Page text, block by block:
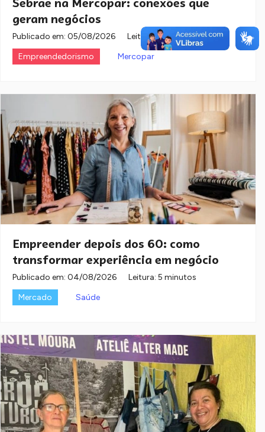
geram negócios
Publicado em: 05/08/2026
Leitura: 2 minutos
Empreendedorismo
Mercopar
Empreender depois dos 60: como
transformar experiência em negócio
Publicado em: 04/08/2026
Leitura: 5 minutos
Mercado
Saúde